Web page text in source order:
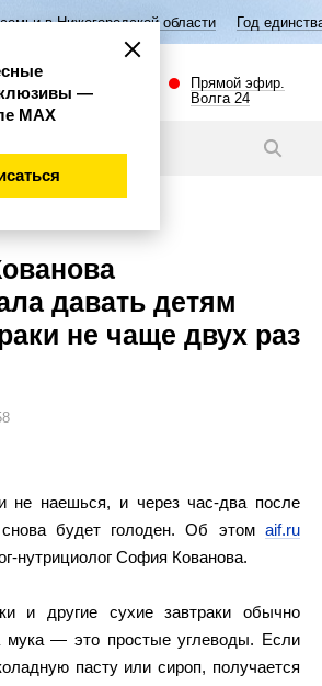
области Год единства народов
Прямой эфир.
Волга 24
давать детям
не чаще двух раз
не наешься, и через час-два после
снова будет голоден. Об этом aif.ru
нутрициолог София Кованова.
и другие сухие завтраки обычно
мука — это простые углеводы. Если
пасту или сироп, получается
—
МАХ